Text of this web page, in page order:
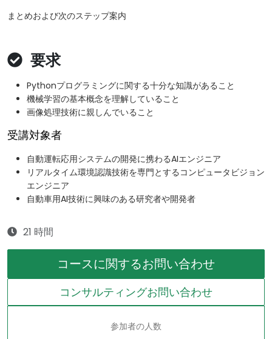
まとめおよび次のステップ案内
要求
Pythonプログラミングに関する十分な知識があること
機械学習の基本概念を理解していること
画像処理技術に親しんでいること
受講対象者
自動運転応用システムの開発に携わるAIエンジニア
リアルタイム環境認識技術を専門とするコンピュータビジョン
エンジニア
自動車用AI技術に興味のある研究者や開発者
21 時間
コースに関するお問い合わせ
コンサルティングお問い合わせ
参加者の人数